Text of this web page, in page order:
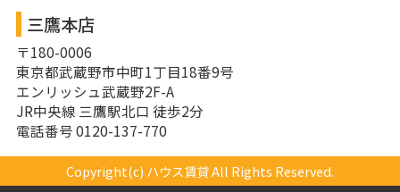
三鷹本店
〒180-0006
東京都武蔵野市中町1丁目18番9号
エンリッシュ武蔵野2F-A
JR中央線 三鷹駅北口 徒歩2分
電話番号 0120-137-770
Copyright(c) ハウス賃貸 All Rights Reserved.